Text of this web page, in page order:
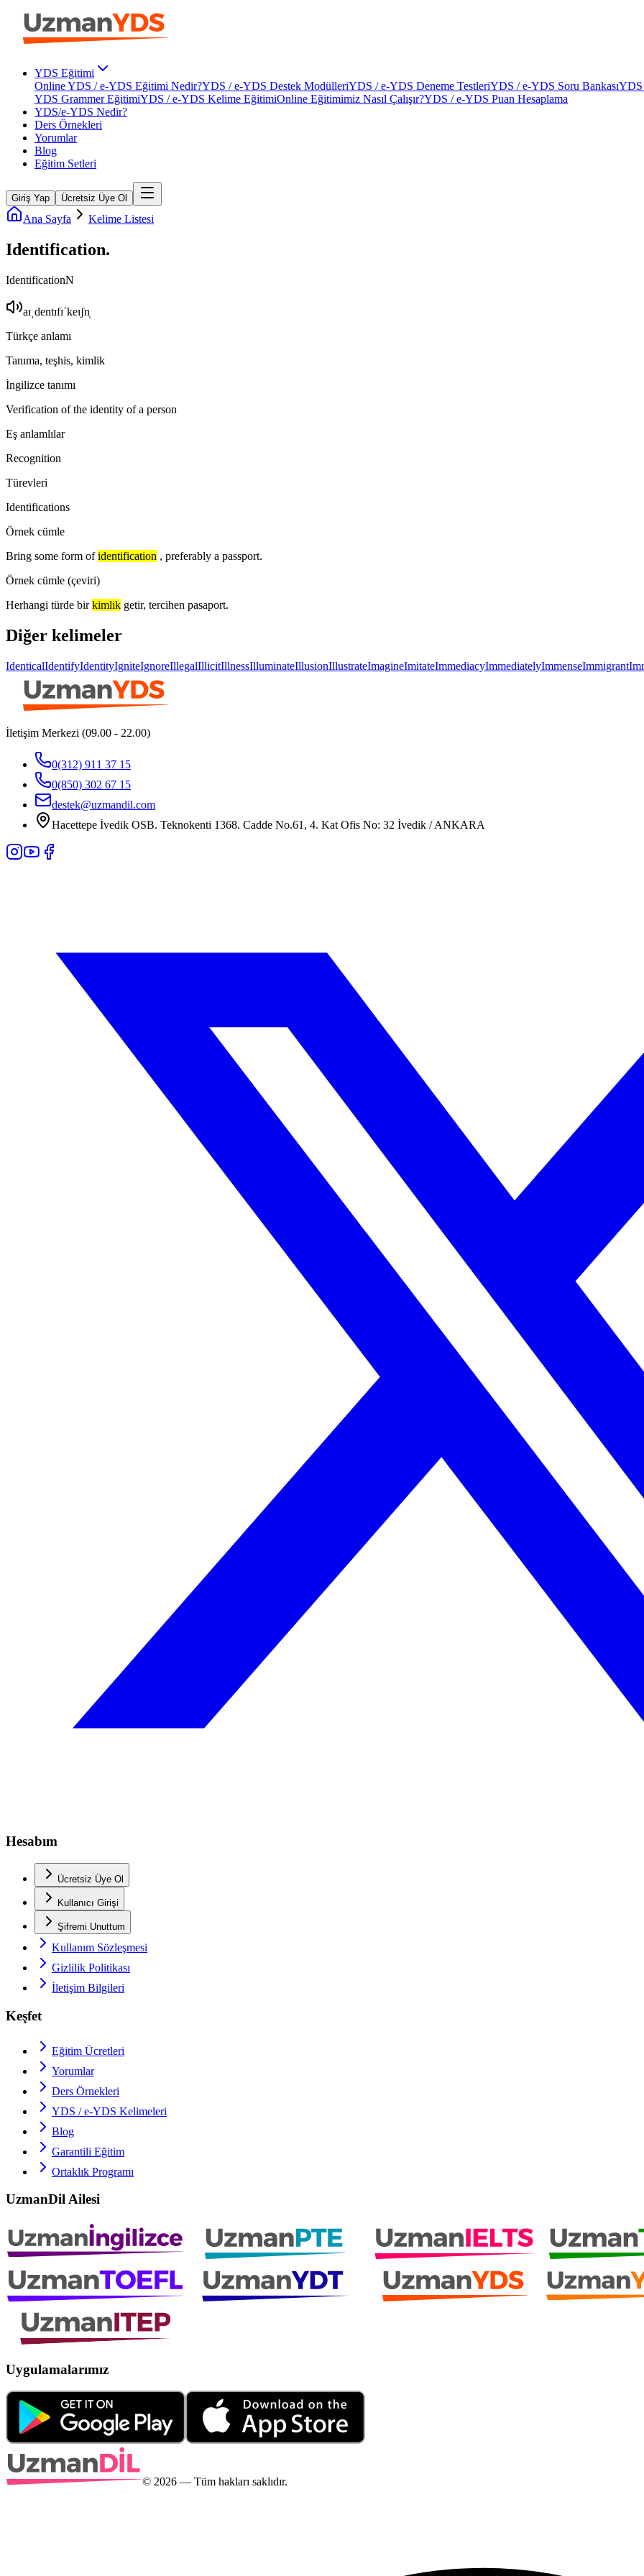
YDS Eğitimi
Online YDS / e-YDS Eğitimi Nedir?YDS / e-YDS Destek ModülleriYDS / e-YDS Deneme TestleriYDS / e-YDS Soru BankasıYDS
YDS Grammer EğitimiYDS / e-YDS Kelime EğitimiOnline Eğitimimiz Nasıl Çalışır?YDS / e-YDS Puan Hesaplama
YDS/e-YDS Nedir?
Ders Örnekleri
Yorumlar
Blog
Eğitim Setleri
Giriş Yap Ücretsiz Üye Ol
Ana Sayfa Kelime Listesi
Identification.
IdentificationN
aɪˌdentɪfɪˈkeɪʃn̩
Türkçe anlamı
Tanıma, teşhis, kimlik
İngilizce tanımı
Verification of the identity of a person
Eş anlamlılar
Recognition
Türevleri
Identifications
Örnek cümle
Bring some form of identification , preferably a passport.
Örnek cümle (çeviri)
Herhangi türde bir kimlik getir, tercihen pasaport.
Diğer kelimeler
IdenticalIdentifyIdentityIgniteIgnoreIllegalIllicitIllnessIlluminateIllusionIllustrateImagineImitateImmediacyImmediatelyImmenseImmigrant
İletişim Merkezi (09.00 - 22.00)
0(312) 911 37 15
0(850) 302 67 15
destek@uzmandil.com
Hacettepe İvedik OSB. Teknokenti 1368. Cadde No.61, 4. Kat Ofis No: 32 İvedik / ANKARA
Hesabım
Ücretsiz Üye Ol
Kullanıcı Girişi
Şifremi Unuttum
Kullanım Sözleşmesi
Gizlilik Politikası
İletişim Bilgileri
Keşfet
Eğitim Ücretleri
Yorumlar
Ders Örnekleri
YDS / e-YDS Kelimeleri
Blog
Garantili Eğitim
Ortaklık Programı
UzmanDil Ailesi
Uygulamalarımız
© 2026 — Tüm hakları saklıdır.